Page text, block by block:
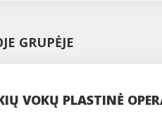
GRUPĖJE
VOKŲ PLASTINĖ